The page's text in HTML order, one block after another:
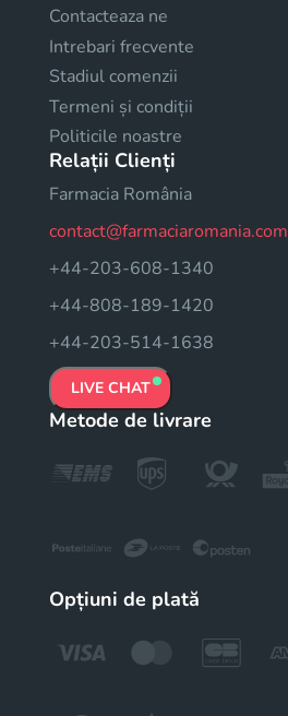
Contacteaza ne
Intrebari frecvente
Stadiul comenzii
Termeni și condiții
Politicile noastre
Relații Clienți
Farmacia România
contact@farmaciaromania.com
+44-203-608-1340
+44-808-189-1420
+44-203-514-1638
LIVE CHAT
Metode de livrare
Opțiuni de plată